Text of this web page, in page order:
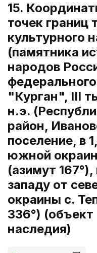
15.
точек границ
культурного
(памятника
народов
"Курган", III
н.э.
район,
поселение, в
южной
(азимут
западу от
окраины с.
336°) (объект
наследия)